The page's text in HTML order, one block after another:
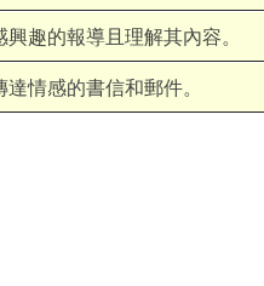
趣的報導且理解其內容。
情感的書信和郵件。